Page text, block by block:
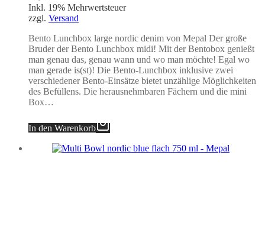
Inkl. 19% Mehrwertsteuer
zzgl. Versand
Bento Lunchbox large nordic denim von Mepal Der große
Bruder der Bento Lunchbox midi! Mit der Bentobox genießt
man genau das, genau wann und wo man möchte! Egal wo
man gerade is(st)! Die Bento-Lunchbox inklusive zwei
verschiedener Bento-Einsätze bietet unzählige Möglichkeiten
des Befüllens. Die herausnehmbaren Fächern und die mini
Box…
In den Warenkorb